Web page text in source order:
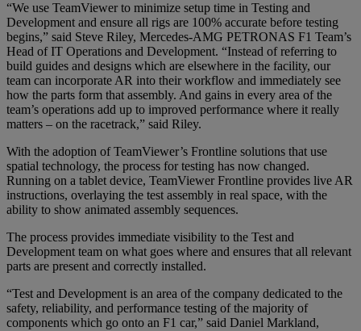
“We use TeamViewer to minimize setup time in Testing and
Development and ensure all rigs are 100% accurate before testing
begins,” said Steve Riley, Mercedes-AMG PETRONAS F1 Team’s
Head of IT Operations and Development. “Instead of referring to
build guides and designs which are elsewhere in the facility, our
team can incorporate AR into their workflow and immediately see
how the parts form that assembly. And gains in every area of the
team’s operations add up to improved performance where it really
matters – on the racetrack,” said Riley.
With the adoption of TeamViewer’s Frontline solutions that use
spatial technology, the process for testing has now changed.
Running on a tablet device, TeamViewer Frontline provides live AR
instructions, overlaying the test assembly in real space, with the
ability to show animated assembly sequences.
The process provides immediate visibility to the Test and
Development team on what goes where and ensures that all relevant
parts are present and correctly installed.
“Test and Development is an area of the company dedicated to the
safety, reliability, and performance testing of the majority of
components which go onto an F1 car,” said Daniel Markland,